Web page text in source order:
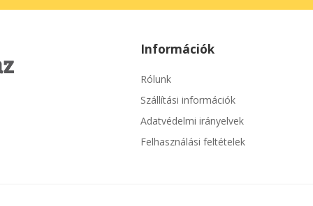
Információk
Rólunk
Szállítási információk
Adatvédelmi irányelvek
Felhasználási feltételek